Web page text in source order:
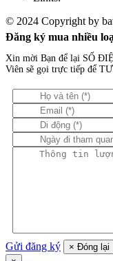
© 2024 Copyright by
Đăng ký mua nhiều
Xin mời Bạn để lại SỐ
Viên sẽ gọi trực tiếp để
Gửi đăng ký × Đóng lại